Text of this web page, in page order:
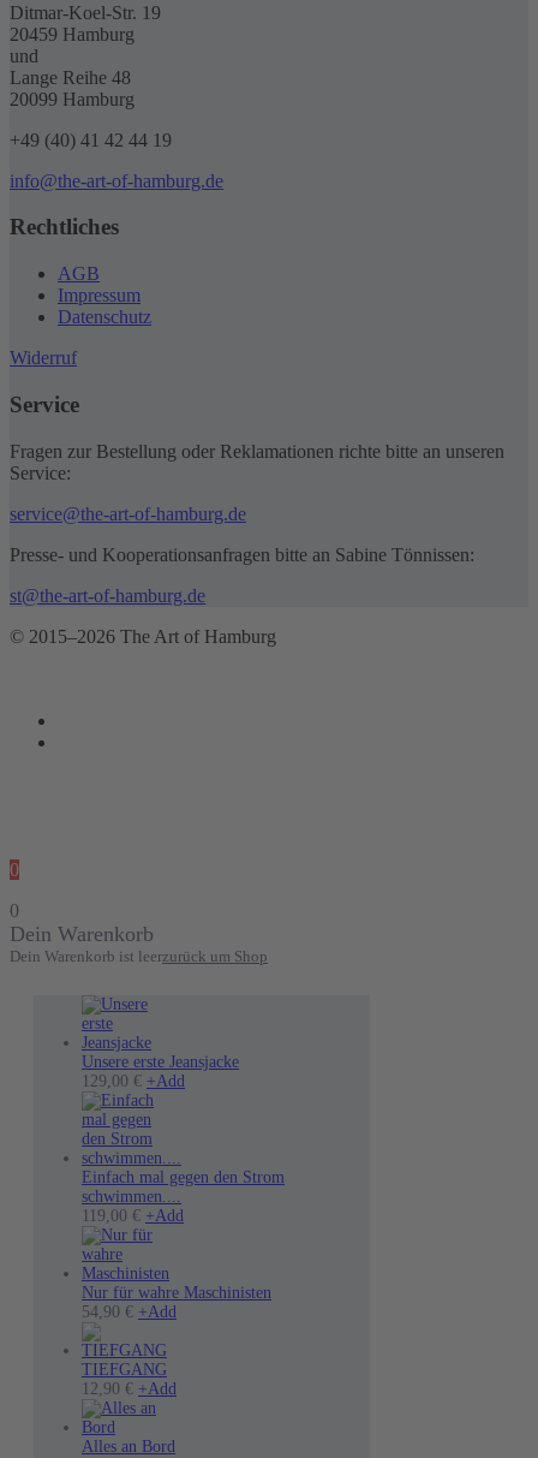
Ditmar-Koel-Str. 19
20459 Hamburg
und
Lange Reihe 48
20099 Hamburg
+49 (40) 41 42 44 19
info@the-art-of-hamburg.de
Rechtliches
AGB
Impressum
Datenschutz
Widerruf
Service
Fragen zur Bestellung oder Reklamationen richte bitte an unseren
Service:
service@the-art-of-hamburg.de
Presse- und Kooperationsanfragen bitte an Sabine Tönnissen:
st@the-art-of-hamburg.de
© 2015–2026 The Art of Hamburg
0
0
Dein Warenkorb
Dein Warenkorb ist leerzurück um Shop
Unsere erste Jeansjacke
129,00 € +Add
auf.
Produktseite
Einfach mal gegen den Strom
schwimmen....
119,00 € +Add
Varianten
Nur für wahre Maschinisten
54,90 € +Add
TIEFGANG
12,90 € +Add
Alles an Bord